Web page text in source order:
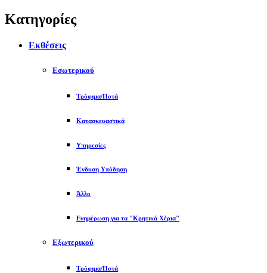
Κατηγορίες
Εκθέσεις
Εσωτερικού
Τρόφιμα/Ποτά
Κατασκευαστικά
Υπηρεσίες
Ένδυση Υπόδηση
Άλλο
Ενημέρωση για τα "Κρητικά Χέρια"
Εξωτερικού
Τρόφιμα/Ποτά